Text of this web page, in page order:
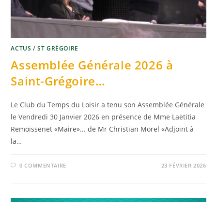
ACTUS /ST GRÉGOIRE
Assemblée Générale 2026 à
Saint-Grégoire…
Le Club du Temps du Loisir a tenu son Assemblée Générale
le Vendredi 30 Janvier 2026 en présence de Mme Laëtitia
Remoissenet «Maire»... de Mr Christian Morel «Adjoint à
la…
0 COMMENTAIRE 23 FÉVRIER 2026